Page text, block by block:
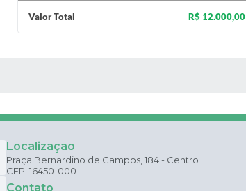
Valor Total R$ 12.000,00
Localização
Praça Bernardino de Campos, 184 - Centro
CEP: 16450-000
Contato